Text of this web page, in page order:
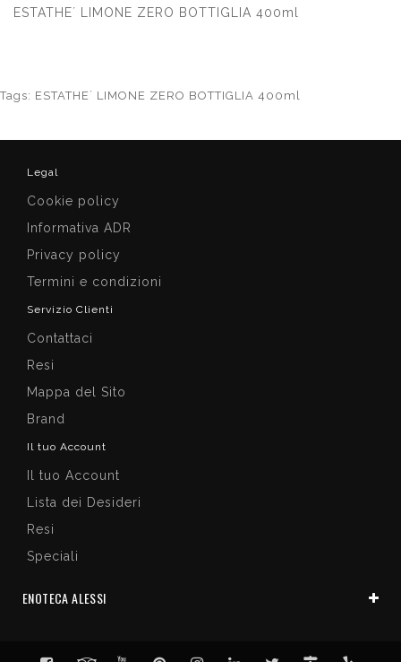
ESTATHE´ LIMONE ZERO BOTTIGLIA 400ml
Tags: ESTATHE´ LIMONE ZERO BOTTIGLIA 400ml
Legal
Cookie policy
Informativa ADR
Privacy policy
Termini e condizioni
Servizio Clienti
Contattaci
Resi
Mappa del Sito
Brand
Il tuo Account
Il tuo Account
Lista dei Desideri
Resi
Speciali
ENOTECA ALESSI